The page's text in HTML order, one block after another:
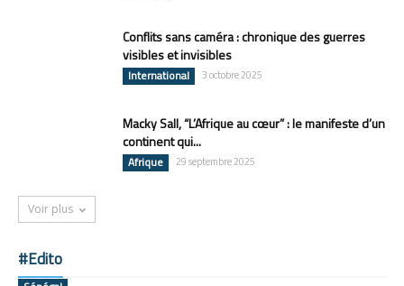
Conflits sans caméra : chronique des guerres
visibles et invisibles
International 3 octobre 2025
Macky Sall, “L’Afrique au cœur” : le manifeste d’un
continent qui...
Afrique 29 septembre 2025
Voir plus
#Edito